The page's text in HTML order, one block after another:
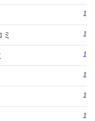
1
1
1
1
1
1